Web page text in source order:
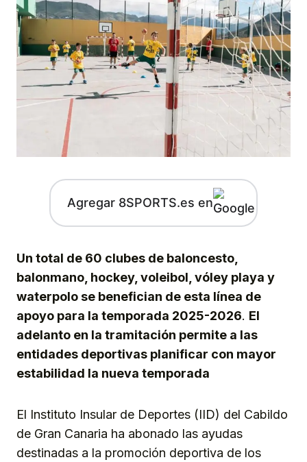
Agregar 8SPORTS.es en
Un total de 60 clubes de baloncesto,
balonmano, hockey, voleibol, vóley playa y
waterpolo se benefician de esta línea de
apoyo para la temporada 2025-2026. El
adelanto en la tramitación permite a las
entidades deportivas planificar con mayor
estabilidad la nueva temporada
El Instituto Insular de Deportes (IID) del Cabildo
de Gran Canaria ha abonado las ayudas
destinadas a la promoción deportiva de los